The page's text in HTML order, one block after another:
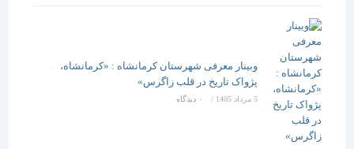
وبینار معرفی شهرستان کرمانشاه : «کرمانشاه،
پژواک تاریخ در قلب زاگرس»
5 مرداد 1405 / ۰ دیدگاه